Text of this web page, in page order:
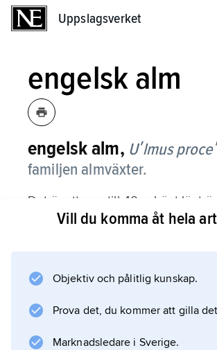
Uppslagsverket
engelsk alm
engelsk alm, Uʹlmus
familjen almväxter.
Det är ett upp till 40 m högt
oregelbunden krona och kraftiga,
engelsk alm tätare krona än någon
De på ovansidan sträva bladen är
Vill du komma åt hela
Objektiv och pålitlig kunskap.
Prova det, du kommer att gilla
Marknadsledare i Sverige.